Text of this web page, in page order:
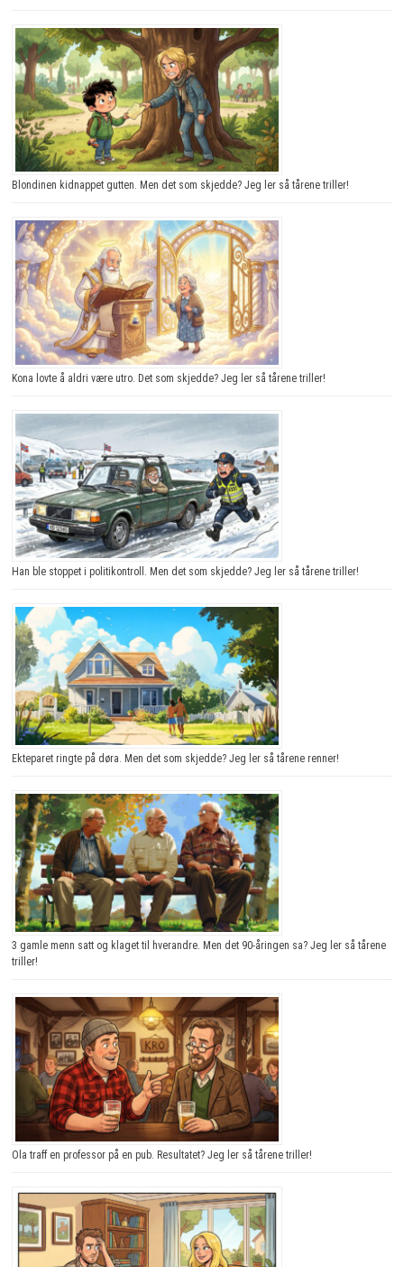
Blondinen kidnappet gutten. Men det som skjedde? Jeg ler så tårene triller!
Kona lovte å aldri være utro. Det som skjedde? Jeg ler så tårene triller!
Han ble stoppet i politikontroll. Men det som skjedde? Jeg ler så tårene triller!
Ekteparet ringte på døra. Men det som skjedde? Jeg ler så tårene renner!
3 gamle menn satt og klaget til hverandre. Men det 90-åringen sa? Jeg ler så tårene
triller!
Ola traff en professor på en pub. Resultatet? Jeg ler så tårene triller!